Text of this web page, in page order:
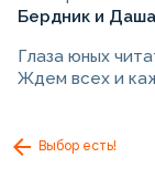
Бердник и
Глаза юных
Ждем всех и
Выбор есть!